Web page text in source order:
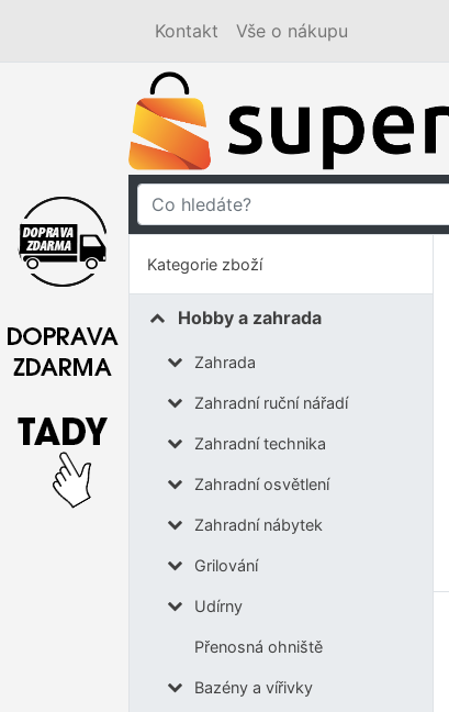
Kontakt Vše o nákupu
Kategorie zboží
Hobby a zahrada
Zahrada
Zahradní ruční nářadí
Zahradní technika
Zahradní osvětlení
Zahradní nábytek
Grilování
Udírny
Přenosná ohniště
Bazény a vířivky